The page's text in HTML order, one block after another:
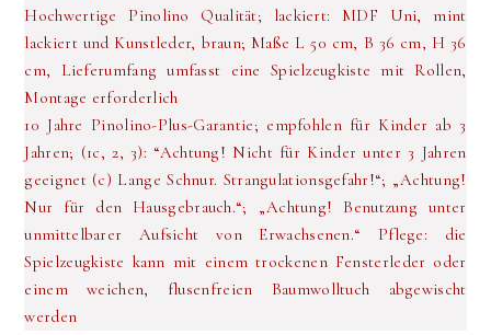
Hochwertige Pinolino Qualität; lackiert: MDF Uni, mint
lackiert und Kunstleder, braun; Maße L 50 cm, B 36 cm, H 36
cm, Lieferumfang umfasst eine Spielzeugkiste mit Rollen,
Montage erforderlich
10 Jahre Pinolino-Plus-Garantie; empfohlen für Kinder ab 3
Jahren; (1c, 2, 3): “Achtung! Nicht für Kinder unter 3 Jahren
geeignet (c) Lange Schnur. Strangulationsgefahr!“; „Achtung!
Nur für den Hausgebrauch.“; „Achtung! Benutzung unter
unmittelbarer Aufsicht von Erwachsenen.“ Pflege: die
Spielzeugkiste kann mit einem trockenen Fensterleder oder
einem weichen, flusenfreien Baumwolltuch abgewischt
werden